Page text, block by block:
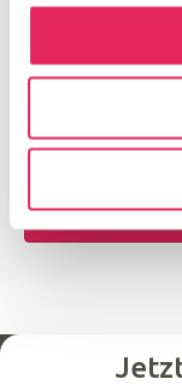
Mit dem
Ihres Anliegens
Informationen